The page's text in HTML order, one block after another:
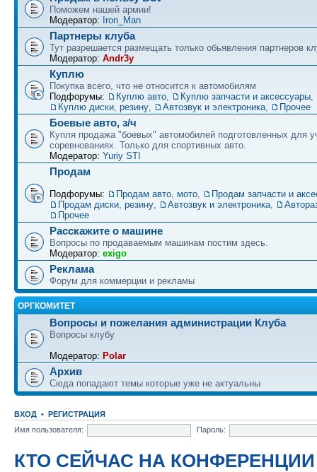
Поможем нашей армии!
Модератор: Iron_Man
Партнеры клуба
Тут разрешается размещать только обьявления партнеров
Модератор: Andr3y
Куплю
Покупка всего, что не относится к автомобилям
Подфорумы:
Куплю авто, Куплю запчасти и аксессуары,
Куплю диски, резину, Автозвук и электроника, Прочее
Боевые авто, з/ч
Купля продажа "боевых" автомобилей подготовленных для
соревнованиях. Только для спортивных авто.
Модератор: Yuriy STI
Продам
Подфорумы: Продам авто, мото,
Продам запчасти и
Продам диски, резину, Автозвук и электроника,
Прочее
Расскажите о машине
Вопросы по продаваемым машинам постим здесь.
Модератор: exigo
Реклама
Форум для коммерции и рекламы
ОРГКОМИТЕТ
Вопросы и пожелания администрации Клуба
Вопросы клубу
Модератор: Polar
Архив
Сюда попадают темы которые уже не актуальны
ВХОД • РЕГИСТРАЦИЯ
Имя пользователя:
Пароль:
КТО СЕЙЧАС НА КОНФЕРЕНЦИИ